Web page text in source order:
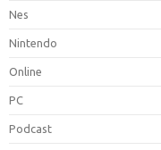
Nes
Nintendo
Online
PC
Podcast